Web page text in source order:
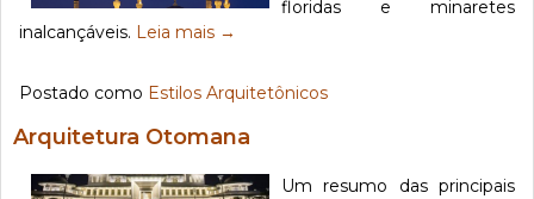
floridas e minaretes
inalcançáveis. Leia mais →
Postado como Estilos Arquitetônicos
Arquitetura Otomana
Um resumo das principais